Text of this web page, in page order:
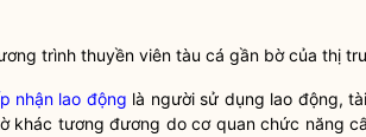
trình thuyền viên tàu cá gần bờ của thị
nhận lao động là người sử dụng lao động,
khác tương đương do cơ quan chức năng